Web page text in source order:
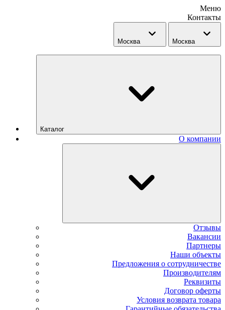
Меню
Контакты
Москва Москва
Каталог
О компании
Отзывы
Вакансии
Партнеры
Наши объекты
Предложения о сотрудничестве
Производителям
Реквизиты
Договор оферты
Условия возврата товара